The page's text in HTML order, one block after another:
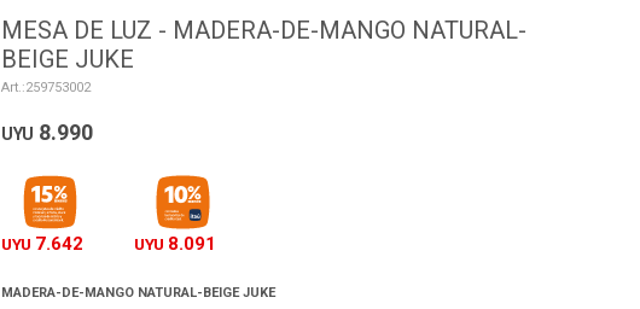
MESA DE LUZ - MADERA-DE-MANGO NATURAL-
BEIGE JUKE
259753002
UYU 8.990
UYU 7.642 UYU 8.091
MADERA-DE-MANGO NATURAL-BEIGE JUKE